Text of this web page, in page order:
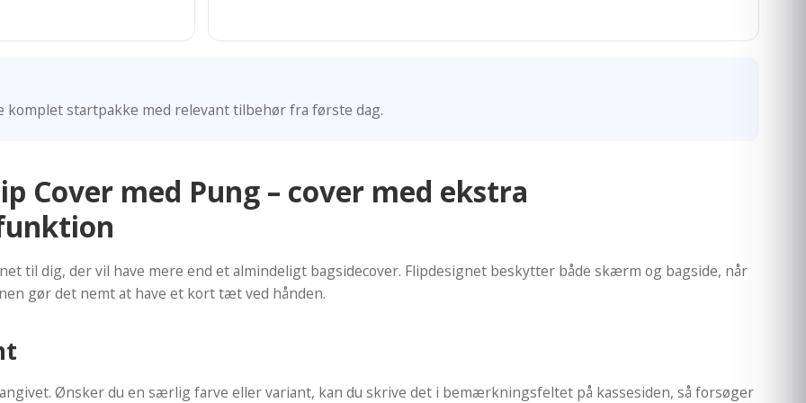
komplet startpakke med relevant tilbehør fra første dag.
Cover med Pung – cover med ekstra
til dig, der vil have mere end et almindeligt bagsidecover. Flipdesignet beskytter både skærm og bagside, når
gør det nemt at have et kort tæt ved hånden.
Ønsker du en særlig farve eller variant, kan du skrive det i bemærkningsfeltet på kassesiden, så forsøger